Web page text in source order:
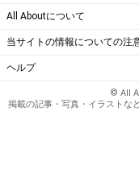
All Aboutについて
当サイトの情報についての注
ヘルプ
© All
掲載の記事・写真・イラストな